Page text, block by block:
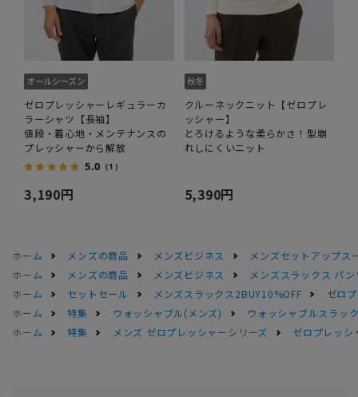
ゼロプレッシャーレギュラーカ
ラーシャツ【長袖】
値段・着心地・メンテナンスの
プレッシャーから解放
5.0 （1）
3,190円
クルーネックニット【ゼロプレ
ッシャー】
とろけるような柔らかさ！型崩
れしにくいニット
5,390円
ホーム メンズの商品 メンズビジネス
メンズセットアップス
ホーム
メンズの商品 メンズビジネス
メンズスラックス パン
ホーム
セットセール メンズスラックス2BUY10%OFF
ゼロ
ホーム
特集 ウォッシャブル(メンズ)
ウォッシャブルスラッ
ホーム
特集 メンズ ゼロプレッシャーシリーズ ゼロプレッシ